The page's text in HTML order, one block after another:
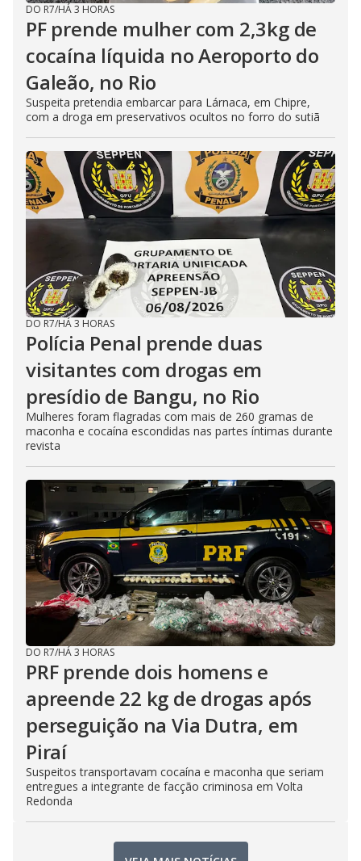
DO R7/HÁ 3 HORAS
PF prende mulher com 2,3kg de
cocaína líquida no Aeroporto do
Galeão, no Rio
Suspeita pretendia embarcar para Lárnaca, em Chipre,
com a droga em preservativos ocultos no forro do sutiã
DO R7/HÁ 3 HORAS
Polícia Penal prende duas
visitantes com drogas em
presídio de Bangu, no Rio
Mulheres foram flagradas com mais de 260 gramas de
maconha e cocaína escondidas nas partes íntimas durante
revista
DO R7/HÁ 3 HORAS
PRF prende dois homens e
apreende 22 kg de drogas após
perseguição na Via Dutra, em
Piraí
Suspeitos transportavam cocaína e maconha que seriam
entregues a integrante de facção criminosa em Volta
Redonda